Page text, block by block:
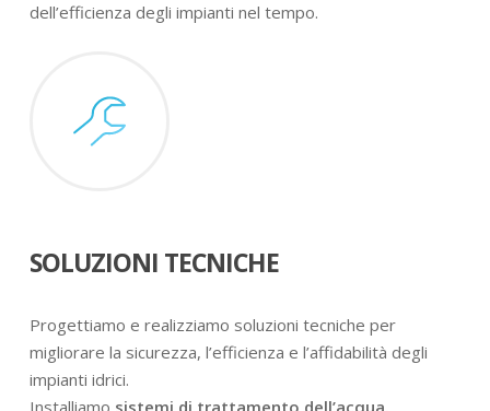
dell’efficienza degli impianti nel tempo.
SOLUZIONI TECNICHE
Progettiamo e realizziamo soluzioni tecniche per
migliorare la sicurezza, l’efficienza e l’affidabilità degli
impianti idrici.
Installiamo sistemi di trattamento dell’acqua,